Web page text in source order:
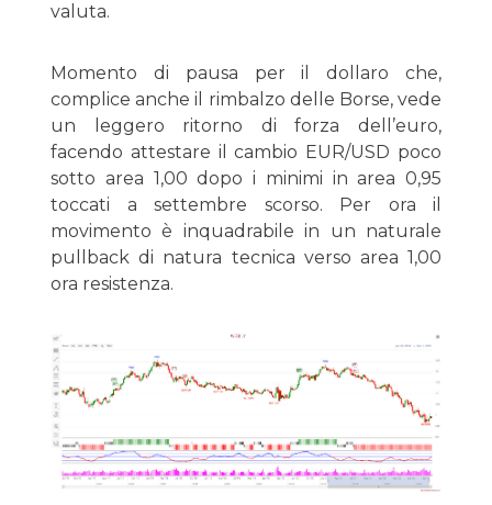
valuta.
Momento di pausa per il dollaro che,
complice anche il rimbalzo delle Borse, vede
un leggero ritorno di forza dell’euro,
facendo attestare il cambio EUR/USD poco
sotto area 1,00 dopo i minimi in area 0,95
toccati a settembre scorso. Per ora il
movimento è inquadrabile in un naturale
pullback di natura tecnica verso area 1,00
ora resistenza.